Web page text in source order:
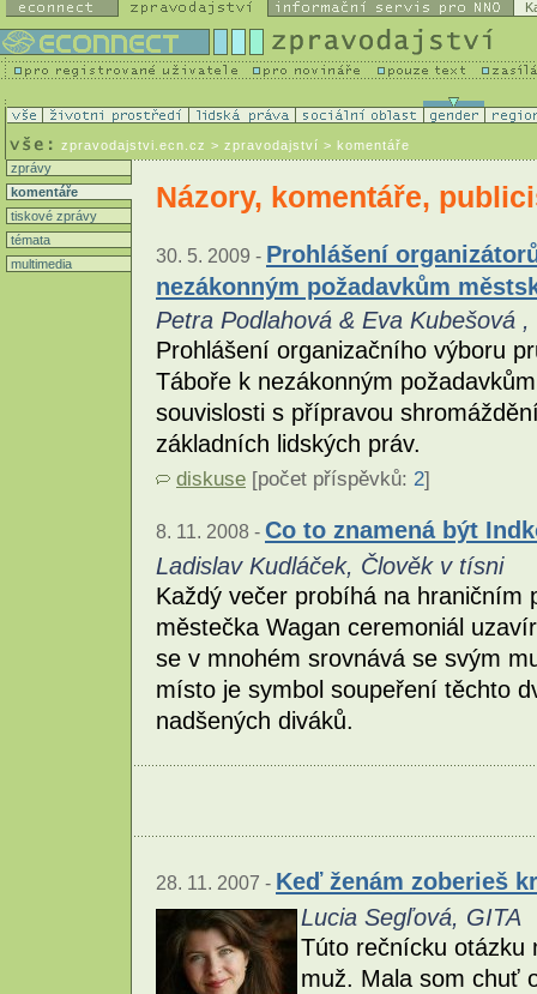
zpravodajstvi.ecn.cz > zpravodajství > komentáře
zprávy
komentáře
tiskové zprávy
témata
multimedia
Názory, komentáře,
30. 5. 2009 - Prohlášení
nezákonným požadavkům
Petra Podlahová & Eva Kubešová
Prohlášení organizačního výboru
Táboře k nezákonným
souvislosti s přípravou
základních lidských práv.
diskuse [počet příspěvků: 2]
8. 11. 2008 - Co to znamená být
Ladislav Kudláček, Člověk v tísni
Každý večer probíhá na hraničním
městečka Wagan ceremoniál
se v mnohém srovnává se svým
místo je symbol soupeření těchto
nadšených diváků.
28. 11. 2007 - Keď ženám zoberieš
Lucia Segľová, GITA
Túto rečnícku otázku
muž. Mala som chuť